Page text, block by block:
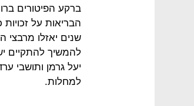
ברקע הפיטורים
שנים יאזלו מרבצי
להמשיך להתקיים
יעל גרמן ותושבי
למחלות.